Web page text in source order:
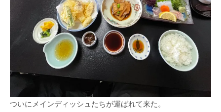
ついにメインディッシュたちが運ばれて来た。